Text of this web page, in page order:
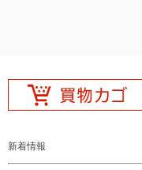
新着情報